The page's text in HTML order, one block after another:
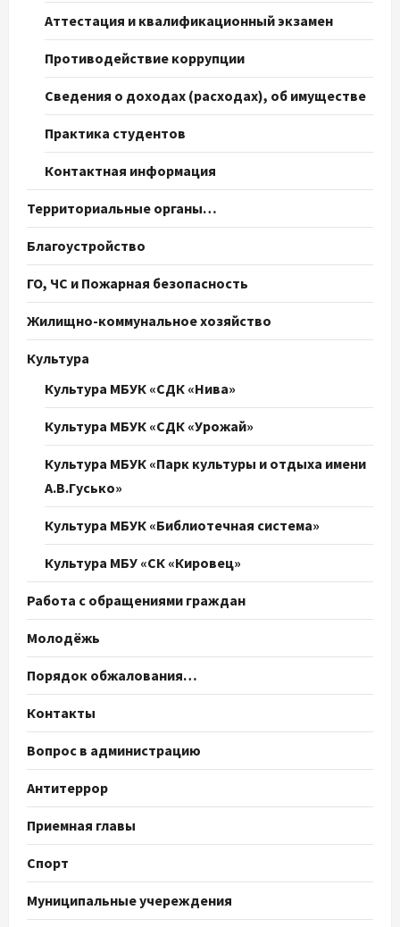
Аттестация и квалификационный экзамен
Противодействие коррупции
Сведения о доходах (расходах), об имуществе
Практика студентов
Контактная информация
Территориальные органы…
Благоустройство
ГО, ЧС и Пожарная безопасность
Жилищно-коммунальное хозяйство
Культура
Культура МБУК «СДК «Нива»
Культура МБУК «СДК «Урожай»
Культура МБУК «Парк культуры и отдыха имени
А.В.Гусько»
Культура МБУК «Библиотечная система»
Культура МБУ «СК «Кировец»
Работа с обращениями граждан
Молодёжь
Порядок обжалования…
Контакты
Вопрос в администрацию
Антитеррор
Приемная главы
Спорт
Муниципальные учереждения